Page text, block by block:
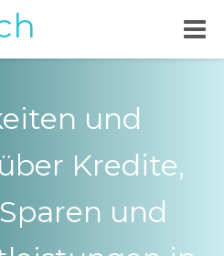
und
Kredite,
und